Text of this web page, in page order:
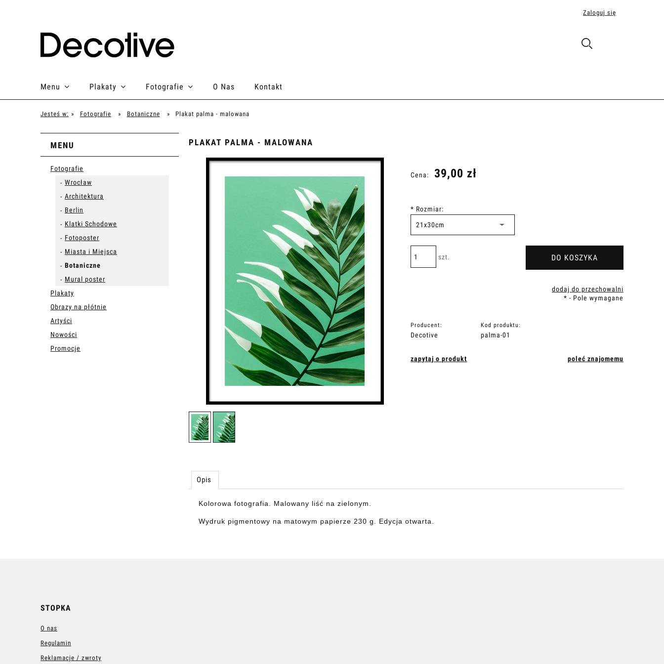
Zaloguj się
Menu Plakaty Fotografie O Nas Kontakt
Jesteś w: » Fotografie » Botaniczne » Plakat palma - malowana
MENU
Fotografie
Wrocław
Architektura
Berlin
Klatki Schodowe
Fotoposter
Miasta i Miejsca
Botaniczne
Mural poster
Plakaty
Obrazy na płótnie
Artyści
Nowości
Promocje
PLAKAT PALMA - MALOWANA
Cena: 39,00 zł
* Rozmiar:
szt. DO KOSZYKA
dodaj do przechowalni
* - Pole wymagane
Producent:
Decotive
Kod produktu:
palma-01
zapytaj o produkt poleć znajomemu
Opis
Kolorowa fotografia. Malowany liść na zielonym.
Wydruk pigmentowy na matowym papierze 230 g. Edycja otwarta.
STOPKA
O nas
Regulamin
Reklamacje / zwroty